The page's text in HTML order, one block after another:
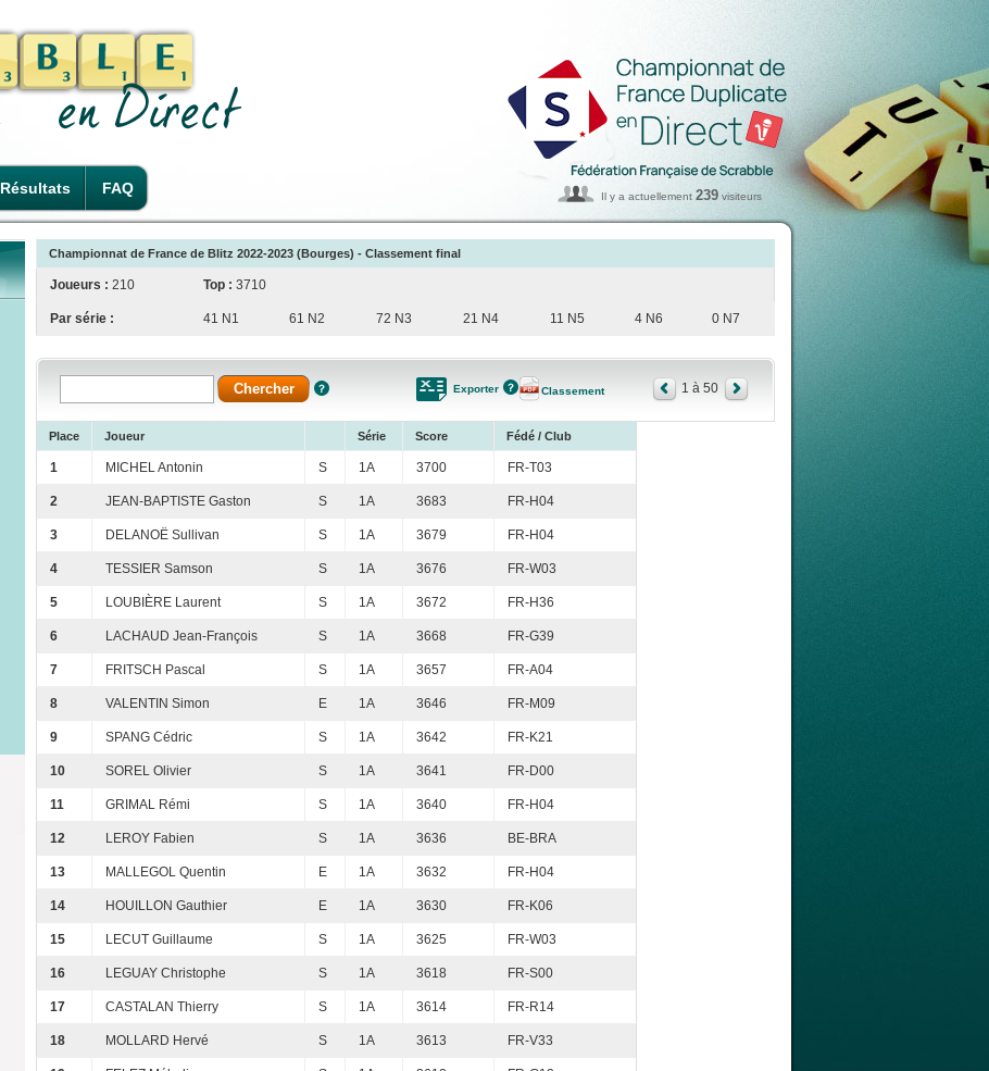
Résultats FAQ Il y a actuellement 239 visiteurs
Championnat de France de Blitz 2022-2023 (Bourges) - Classement final
Joueurs : 210 Top : 3710
Par série : 41 N1 61 N2 72 N3 21 N4 11 N5 4 N6 0 N7
Exporter Classement 1 à 50
Place Joueur Série Score Fédé / Club
1 MICHEL Antonin S 1A 3700 FR-T03
2 JEAN-BAPTISTE Gaston S 1A 3683 FR-H04
3 DELANOË Sullivan S 1A 3679 FR-H04
4 TESSIER Samson S 1A 3676 FR-W03
5 LOUBIÈRE Laurent S 1A 3672 FR-H36
6 LACHAUD Jean-François S 1A 3668 FR-G39
7 FRITSCH Pascal S 1A 3657 FR-A04
8 VALENTIN Simon E 1A 3646 FR-M09
9 SPANG Cédric S 1A 3642 FR-K21
10 SOREL Olivier S 1A 3641 FR-D00
11 GRIMAL Rémi S 1A 3640 FR-H04
12 LEROY Fabien S 1A 3636 BE-BRA
13 MALLEGOL Quentin E 1A 3632 FR-H04
14 HOUILLON Gauthier E 1A 3630 FR-K06
15 LECUT Guillaume S 1A 3625 FR-W03
16 LEGUAY Christophe S 1A 3618 FR-S00
17 CASTALAN Thierry S 1A 3614 FR-R14
18 MOLLARD Hervé S 1A 3613 FR-V33